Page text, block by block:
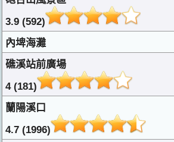
3.9 (592)
內埤海灘
礁溪站前廣場
4 (181)
蘭陽溪口
4.7 (1996)